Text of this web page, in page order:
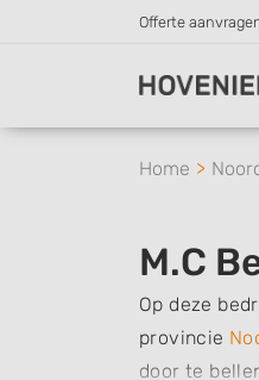
Offerte
Home
M.C
Op deze
provincie
door te